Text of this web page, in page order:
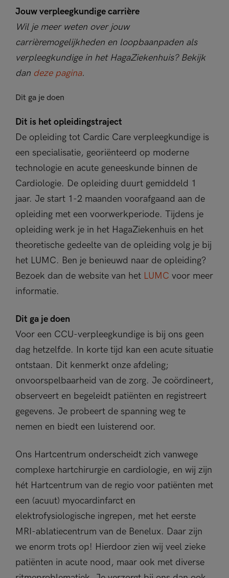
Jouw verpleegkundige carrière
Wil je meer weten over jouw
carrièremogelijkheden en loopbaanpaden als
verpleegkundige in het HagaZiekenhuis? Bekijk
dan deze pagina.
Dit ga je doen
Dit is het opleidingstraject
De opleiding tot Cardic Care verpleegkundige is
een specialisatie, georiënteerd op moderne
technologie en acute geneeskunde binnen de
Cardiologie. De opleiding duurt gemiddeld 1
jaar. Je start 1-2 maanden voorafgaand aan de
opleiding met een voorwerkperiode. Tijdens je
opleiding werk je in het HagaZiekenhuis en het
theoretische gedeelte van de opleiding volg je bij
het LUMC. Ben je benieuwd naar de opleiding?
Bezoek dan de website van het LUMC voor meer
informatie.
Dit ga je doen
Voor een CCU-verpleegkundige is bij ons geen
dag hetzelfde. In korte tijd kan een acute situatie
ontstaan. Dit kenmerkt onze afdeling;
onvoorspelbaarheid van de zorg. Je coördineert,
observeert en begeleidt patiënten en registreert
gegevens. Je probeert de spanning weg te
nemen en biedt een luisterend oor.
Ons Hartcentrum onderscheidt zich vanwege
complexe hartchirurgie en cardiologie, en wij zijn
hét Hartcentrum van de regio voor patiënten met
een (acuut) myocardinfarct en
elektrofysiologische ingrepen, met het eerste
MRI-ablatiecentrum van de Benelux. Daar zijn
we enorm trots op! Hierdoor zien wij veel zieke
patiënten in acute nood, maar ook met diverse